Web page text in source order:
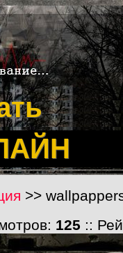
>>
125 ::